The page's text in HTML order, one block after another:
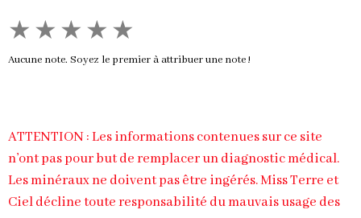
★ ★ ★ ★ ★
Aucune note. Soyez le premier à attribuer une note !
ATTENTION : Les informations contenues sur ce site
n’ont pas pour but de remplacer un diagnostic médical.
Les minéraux ne doivent pas être ingérés. Miss Terre et
Ciel décline toute responsabilité du mauvais usage des